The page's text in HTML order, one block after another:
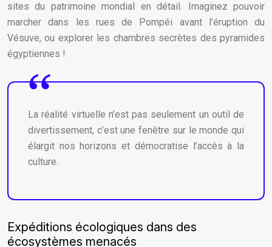
sites du patrimoine mondial en détail. Imaginez pouvoir
marcher dans les rues de Pompéi avant l’éruption du
Vésuve, ou explorer les chambres secrètes des pyramides
égyptiennes !
La réalité virtuelle n’est pas seulement un outil de
divertissement, c’est une fenêtre sur le monde qui
élargit nos horizons et démocratise l’accès à la
culture.
Expéditions écologiques dans des
écosystèmes menacés